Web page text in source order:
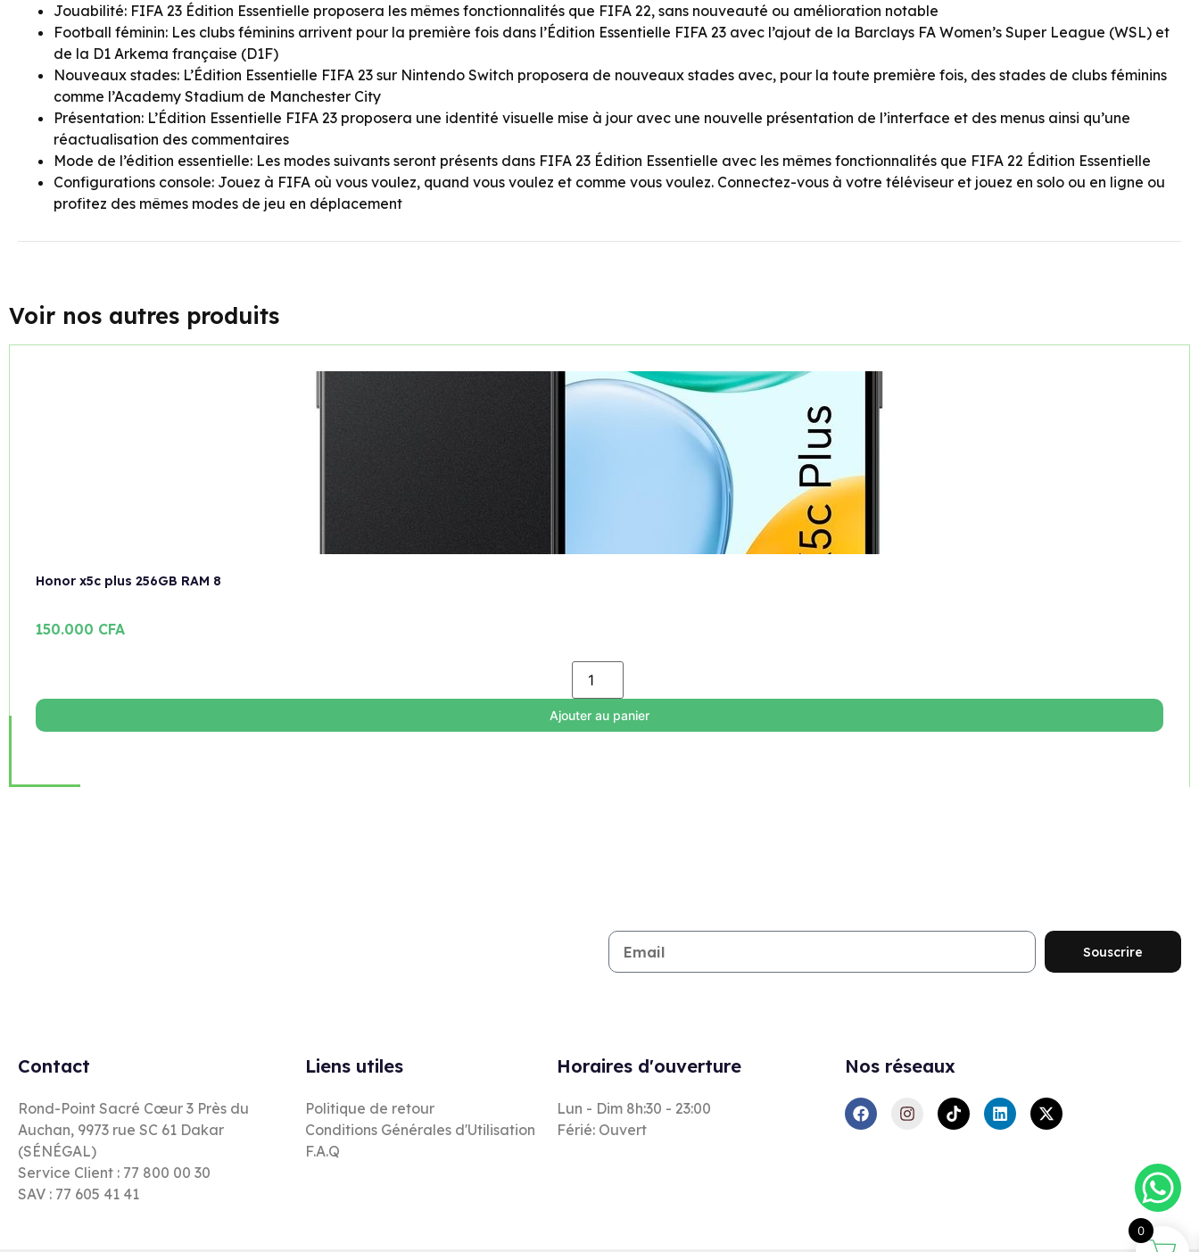
Jouabilité: FIFA 23 Édition Essentielle proposera les mêmes fonctionnalités que FIFA 22, sans nouveauté ou amélioration notable
Football féminin: Les clubs féminins arrivent pour la première fois dans l’Édition Essentielle FIFA 23 avec l’ajout de la Barclays FA Women’s Super League (WSL) et
de la D1 Arkema française (D1F)
Nouveaux stades: L’Édition Essentielle FIFA 23 sur Nintendo Switch proposera de nouveaux stades avec, pour la toute première fois, des stades de clubs féminins
comme l’Academy Stadium de Manchester City
Présentation: L’Édition Essentielle FIFA 23 proposera une identité visuelle mise à jour avec une nouvelle présentation de l’interface et des menus ainsi qu’une
réactualisation des commentaires
Mode de l’édition essentielle: Les modes suivants seront présents dans FIFA 23 Édition Essentielle avec les mêmes fonctionnalités que FIFA 22 Édition Essentielle
Configurations console: Jouez à FIFA où vous voulez, quand vous voulez et comme vous voulez. Connectez-vous à votre téléviseur et jouez en solo ou en ligne ou
profitez des mêmes modes de jeu en déplacement
Voir nos autres produits
Honor x5c plus 256GB RAM 8
150.000 CFA
Ajouter au panier
Souscrire
Contact
Rond-Point Sacré Cœur 3 Près du
Auchan, 9973 rue SC 61 Dakar
(SÉNÉGAL)
Service Client : 77 800 00 30
SAV : 77 605 41 41
Liens utiles
Politique de retour
Conditions Générales d'Utilisation
F.A.Q
Horaires d'ouverture
Lun - Dim 8h:30 - 23:00
Férié: Ouvert
Nos réseaux
0